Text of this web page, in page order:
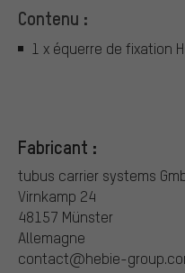
Contenu :
1 x équerre de fixation
Fabricant :
tubus carrier systems
Virnkamp 24
48157 Münster
Allemagne
contact@hebie-